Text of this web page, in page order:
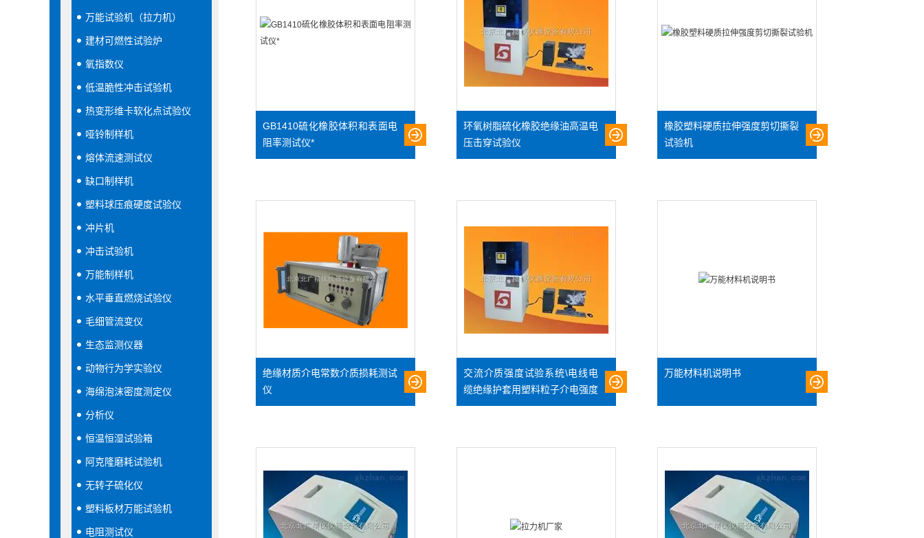
万能试验机（拉力机）
建材可燃性试验炉
氧指数仪
低温脆性冲击试验机
热变形维卡软化点试验仪
哑铃制样机
熔体流速测试仪
缺口制样机
塑料球压痕硬度试验仪
冲片机
冲击试验机
万能制样机
水平垂直燃烧试验仪
毛细管流变仪
生态监测仪器
动物行为学实验仪
海绵泡沫密度测定仪
分析仪
恒温恒湿试验箱
阿克隆磨耗试验机
无转子硫化仪
塑料板材万能试验机
电阻测试仪
GB1410硫化橡胶体积和表面电
阻率测试仪*
环氧树脂硫化橡胶绝缘油高温电
压击穿试验仪
橡胶塑料硬质拉伸强度剪切撕裂
试验机
绝缘材质介电常数介质损耗测试
仪
交流介质强度试验系统\电线电
缆绝缘护套用塑料粒子介电强度
实验设备
万能材料机说明书